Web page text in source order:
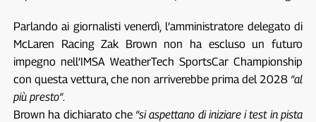
Parlando ai giornalisti venerdì, l’amministratore delegato di
McLaren Racing Zak Brown non ha escluso un futuro
impegno nell’IMSA WeatherTech SportsCar Championship
con questa vettura, che non arriverebbe prima del 2028 “al
più presto”.
Brown ha dichiarato che “si aspettano di iniziare i test in pista